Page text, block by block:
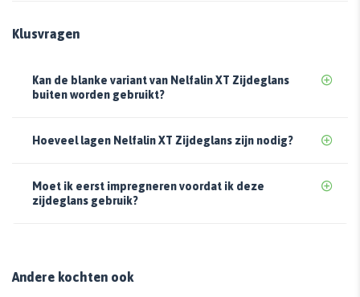
Klusvragen
Kan de blanke variant van Nelfalin XT Zijdeglans
buiten worden gebruikt?
Hoeveel lagen Nelfalin XT Zijdeglans zijn nodig?
Moet ik eerst impregneren voordat ik deze
zijdeglans gebruik?
Andere kochten ook